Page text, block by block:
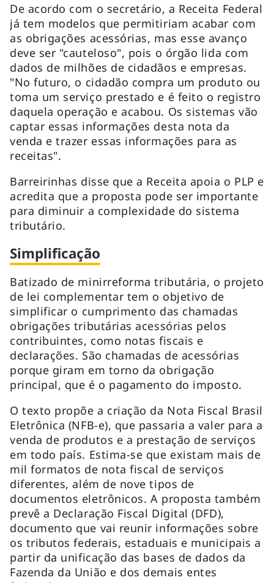
De acordo com o secretário, a Receita Federal
já tem modelos que permitiriam acabar com
as obrigações acessórias, mas esse avanço
deve ser "cauteloso", pois o órgão lida com
dados de milhões de cidadãos e empresas.
"No futuro, o cidadão compra um produto ou
toma um serviço prestado e é feito o registro
daquela operação e acabou. Os sistemas vão
captar essas informações desta nota da
venda e trazer essas informações para as
receitas".
Barreirinhas disse que a Receita apoia o PLP e
acredita que a proposta pode ser importante
para diminuir a complexidade do sistema
tributário.
Simplificação
Batizado de minirreforma tributária, o projeto
de lei complementar tem o objetivo de
simplificar o cumprimento das chamadas
obrigações tributárias acessórias pelos
contribuintes, como notas fiscais e
declarações. São chamadas de acessórias
porque giram em torno da obrigação
principal, que é o pagamento do imposto.
O texto propõe a criação da Nota Fiscal Brasil
Eletrônica (NFB-e), que passaria a valer para a
venda de produtos e a prestação de serviços
em todo país. Estima-se que existam mais de
mil formatos de nota fiscal de serviços
diferentes, além de nove tipos de
documentos eletrônicos. A proposta também
prevê a Declaração Fiscal Digital (DFD),
documento que vai reunir informações sobre
os tributos federais, estaduais e municipais a
partir da unificação das bases de dados da
Fazenda da União e dos demais entes